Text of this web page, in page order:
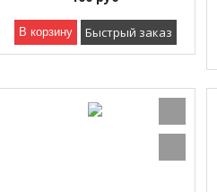
В корзину Быстрый заказ